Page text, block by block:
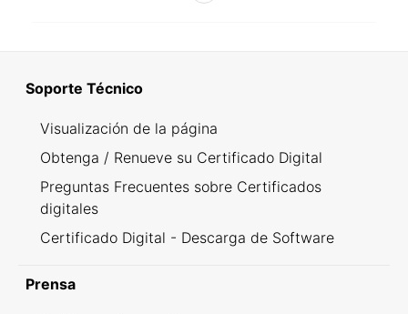
Soporte Técnico
Visualización de la página
Obtenga / Renueve su Certificado Digital
Preguntas Frecuentes sobre Certificados
digitales
Certificado Digital - Descarga de Software
Prensa